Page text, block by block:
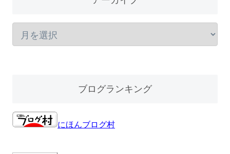
ブログランキング
にほんブログ村